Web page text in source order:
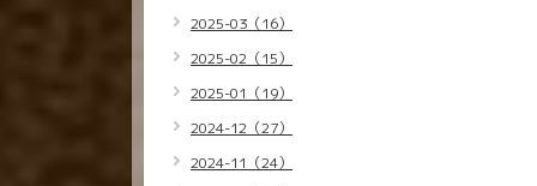
2025-03（16）
2025-02（15）
2025-01（19）
2024-12（27）
2024-11（24）